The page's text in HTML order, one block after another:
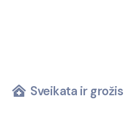
Sveikata ir grožis